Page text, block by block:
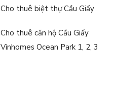
Cho thuê biệt thự Cầu Giấy
Cho thuê căn hộ Cầu Giấy
Vinhomes Ocean Park 1, 2, 3